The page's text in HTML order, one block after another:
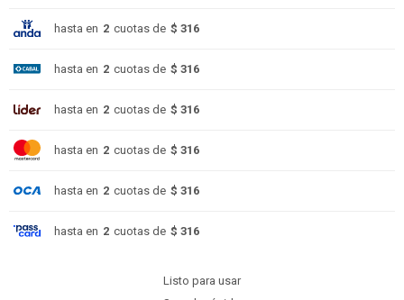
hasta en 2 cuotas de $ 316
hasta en 2 cuotas de $ 316
hasta en 2 cuotas de $ 316
hasta en 2 cuotas de $ 316
hasta en 2 cuotas de $ 316
hasta en 2 cuotas de $ 316
Listo para usar